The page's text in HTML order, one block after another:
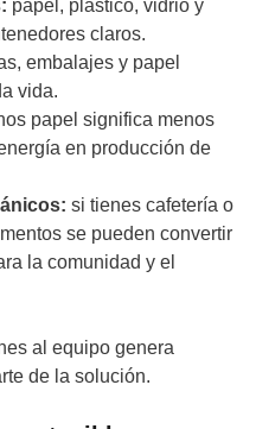
papel, plástico, vidrio y
claros.
embalajes y papel
vida.
papel significa menos
en producción de
si tienes cafetería o
se pueden convertir
la comunidad y el
al equipo genera
de la solución.